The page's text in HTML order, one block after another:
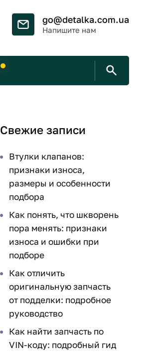
go@detalka.com.ua
Напишите нам
Свежие записи
Втулки клапанов:
признаки износа,
размеры и особенности
подбора
Как понять, что шкворень
пора менять: признаки
износа и ошибки при
подборе
Как отличить
оригинальную запчасть
от подделки: подробное
руководство
Как найти запчасть по
VIN-коду: подробный гид